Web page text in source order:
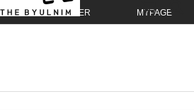
ORDER MYPAGE